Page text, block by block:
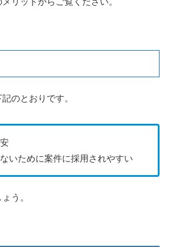
のとおりです。
いために案件に採用されやすい
う。